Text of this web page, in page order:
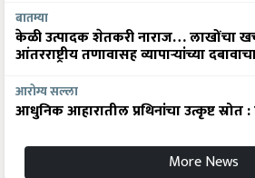
बातम्या
केळी उत्पादक शेतकरी नाराज… लाखोंचा
आंतरराष्ट्रीय तणावासह व्यापाऱ्यांच्या
आरोग्य सल्ला
आधुनिक आहारातील प्रथिनांचा उत्कृष्ट
More News